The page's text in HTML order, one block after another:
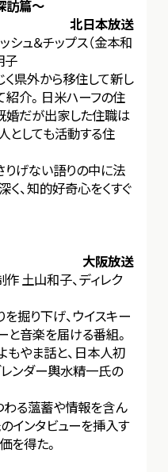
訪篇～
北日本放送
シュ＆チップス（金本和
子
県外から移住して新し
紹介。日米ハーフの住
婚だが出家した住職は
としても活動する住
げない語りの中に法
、知的好奇心をくすぐ
大阪放送
作 土山和子、ディレク
掘り下げ、ウイスキー
と音楽を届ける番組。
やま話と、日本人初
ンダー輿水精一氏の
る薀蓄や情報を含ん
インタビューを挿入す
を得た。